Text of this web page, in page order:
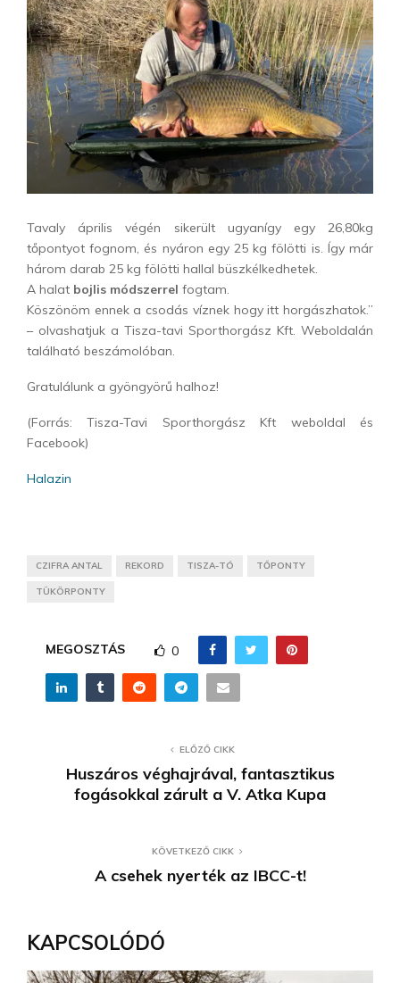
Tavaly április végén sikerült ugyanígy egy 26,80kg
tőpontyot fognom, és nyáron egy 25 kg fölötti is. Így már
három darab 25 kg fölötti hallal büszkélkedhetek.
A halat bojlis módszerrel fogtam.
Köszönöm ennek a csodás víznek hogy itt horgászhatok.”
– olvashatjuk a Tisza-tavi Sporthorgász Kft. Weboldalán
található beszámolóban.
Gratulálunk a gyöngyörű halhoz!
(Forrás: Tisza-Tavi Sporthorgász Kft weboldal és
Facebook)
Halazin
CZIFRA ANTAL REKORD TISZA-TÓ TŐPONTY
TÜKÖRPONTY
MEGOSZTÁS 0
ELŐZŐ CIKK
Huszáros véghajrával, fantasztikus
fogásokkal zárult a V. Atka Kupa
KÖVETKEZŐ CIKK
A csehek nyerték az IBCC-t!
KAPCSOLÓDÓ